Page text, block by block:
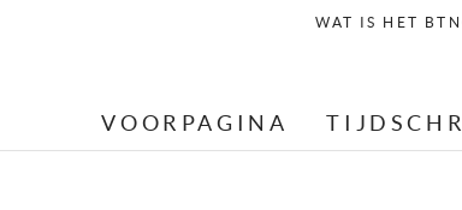
WAT IS HET
VOORPAGINA